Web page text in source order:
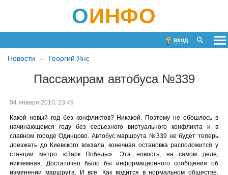
ОИНФО
вход
Новости Георгий Янс
Пассажирам автобуса №339
04 января 2010, 23:49
Какой новый год без конфликтов? Никакой. Поэтому не обошлось в
начинающемся году без серьезного виртуального конфликта и в
славном городе Одинцово. Автобус маршрута №339 не будет теперь
доезжать до Киевского вокзала, конечная остановка расположится у
станции метро «Парк Победы». Эта новость, на самом деле,
никчемная. Достаточно было бы информационного сообщения об
изменении маршрута. И все. Как водится в нормальном обществе.